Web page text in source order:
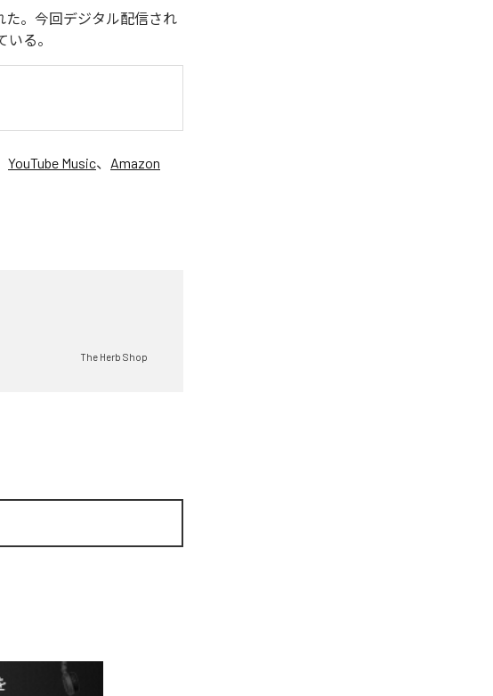
た。今回デジタル配信され
いる。
YouTube Music、 Amazon
The Herb Shop